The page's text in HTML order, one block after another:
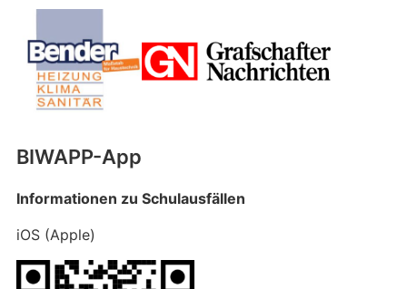
BIWAPP-App
Informationen zu Schulausfällen
iOS (Apple)